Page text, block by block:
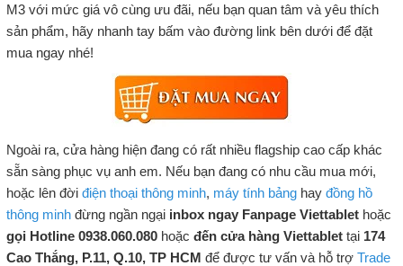
M3 với mức giá vô cùng ưu đãi, nếu bạn quan tâm và yêu thích
sản phẩm, hãy nhanh tay bấm vào đường link bên dưới để đặt
mua ngay nhé!
Ngoài ra, cửa hàng hiện đang có rất nhiều flagship cao cấp khác
sẵn sàng phục vụ anh em. Nếu bạn đang có nhu cầu mua mới,
hoặc lên đời điện thoại thông minh, máy tính bảnghayđồng hồ
thông minhđừng ngần ngại inbox ngay Fanpage Viettablet hoặc
gọi Hotline 0938.060.080hoặc đến cửa hàng Viettablettại 174
Cao Thắng, P.11, Q.10, TP HCM để được tư vấn và hỗ trợ Trade